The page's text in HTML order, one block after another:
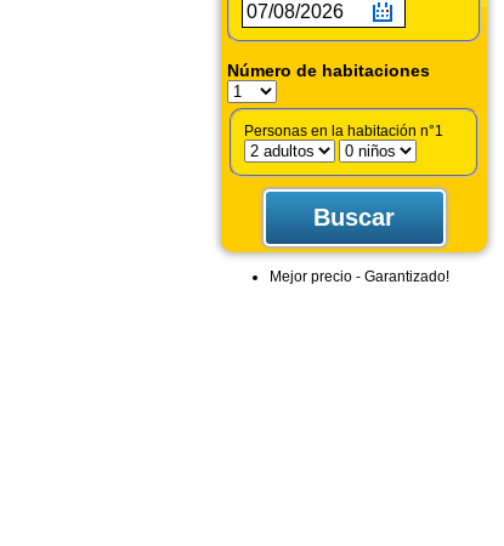
Número de habitaciones
Personas en la habitación n°1
Mejor precio - Garantizado!